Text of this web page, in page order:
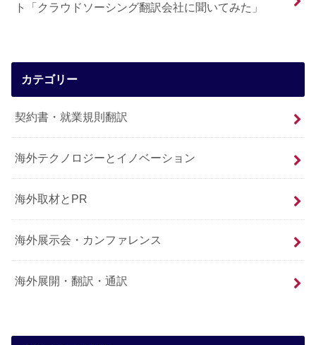
ト「クラウドソーシング翻訳会社に聞いてみた」
カテゴリー
契約書・就業規則翻訳
海外テクノロジーとイノベーション
海外取材とPR
海外展示会・カンファレンス
海外展開・翻訳・通訳